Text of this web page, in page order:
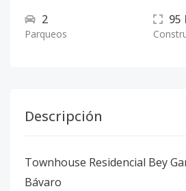
2
Parqueos
95
Descripción
Townhouse Residencial Bey
Bávaro